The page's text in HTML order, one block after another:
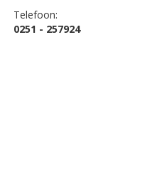
Telefoon:
0251 - 257924